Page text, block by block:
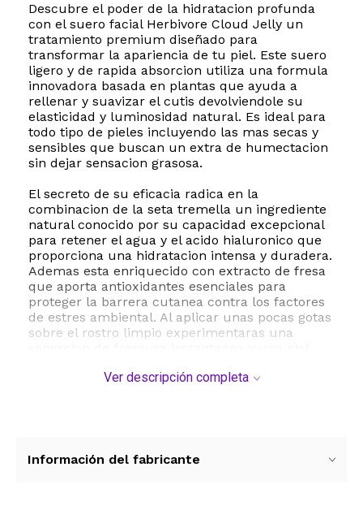
Descubre el poder de la hidratacion profunda
con el suero facial Herbivore Cloud Jelly un
tratamiento premium diseñado para
transformar la apariencia de tu piel. Este suero
ligero y de rapida absorcion utiliza una formula
innovadora basada en plantas que ayuda a
rellenar y suavizar el cutis devolviendole su
elasticidad y luminosidad natural. Es ideal para
todo tipo de pieles incluyendo las mas secas y
sensibles que buscan un extra de humectacion
sin dejar sensacion grasosa.
El secreto de su eficacia radica en la
combinacion de la seta tremella un ingrediente
natural conocido por su capacidad excepcional
para retener el agua y el acido hialuronico que
proporciona una hidratacion intensa y duradera.
Ademas esta enriquecido con extracto de fresa
que aporta antioxidantes esenciales para
proteger la barrera cutanea contra los factores
de estres ambiental. Al aplicar unas pocas gotas
sobre el rostro limpio experimentaras una
presentacion de 30 mililitros es perfecta para
Ver descripción completa
Información del fabricante